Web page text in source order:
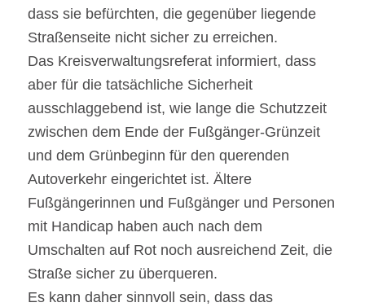
dass sie befürchten, die gegenüber liegende
Straßenseite nicht sicher zu erreichen.
Das Kreisverwaltungsreferat informiert, dass
aber für die tatsächliche Sicherheit
ausschlaggebend ist, wie lange die Schutzzeit
zwischen dem Ende der Fußgänger-Grünzeit
und dem Grünbeginn für den querenden
Autoverkehr eingerichtet ist. Ältere
Fußgängerinnen und Fußgänger und Personen
mit Handicap haben auch nach dem
Umschalten auf Rot noch ausreichend Zeit, die
Straße sicher zu überqueren.
Es kann daher sinnvoll sein, dass das